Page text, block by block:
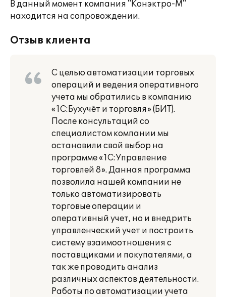
В данный момент компания "Конэктро-М"
находится на сопровождении.
Отзыв клиента
С целью автоматизации торговых
операций и ведения оперативного
учета мы обратились в компанию
«1С:Бухучёт и торговля» (БИТ).
После консультаций со
специалистом компании мы
остановили свой выбор на
программе «1С:Управление
торговлей 8». Данная программа
позволила нашей компании не
только автоматизировать
торговые операции и
оперативный учет, но и внедрить
управленческий учет и построить
систему взаимоотношения с
поставщиками и покупателями, а
так же проводить анализ
различных аспектов деятельности.
Работы по автоматизации учета